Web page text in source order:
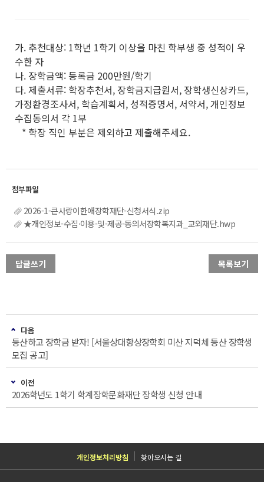
가. 추천대상: 1학년 1학기 이상을 마친 학부생 중 성적이 우
수한 자
나. 장학금액: 등록금 200만원/학기
다. 제출서류: 학장추천서, 장학금지급원서, 장학생신상카드,
가정환경조사서, 학습계획서, 성적증명서, 서약서, 개인정보
수집동의서 각 1부
* 학장 직인 부분은 제외하고 제출해주세요.
2026-1-큰사랑이한애장학재단-신청서식.zip
★개인정보-수집·이용-및-제공-동의서장학복지과_교외재단.hwp
답글쓰기 목록보기
다음
등산하고 장학금 받자! [서울상대향상장학회 미산 지덕체 등산 장학생
모집 공고]
이전
2026학년도 1학기 학계장학문화재단 장학생 신청 안내
개인정보처리방침 찾아오시는 길